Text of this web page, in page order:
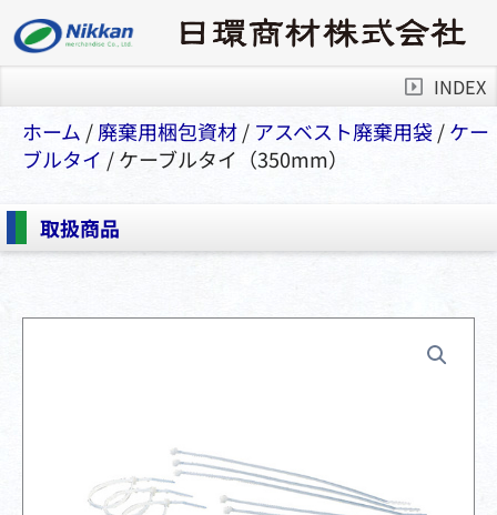
INDEX
ホーム /廃棄用梱包資材/ アスベスト廃棄⽤袋/ケー
ブルタイ / ケーブルタイ（350mm）
取扱商品